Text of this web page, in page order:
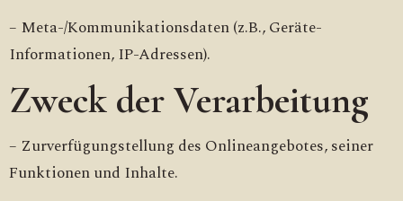
– Meta-/Kommunikationsdaten (z.B., Geräte-
Informationen, IP-Adressen).
Zweck der Verarbeitung
– Zurverfügungstellung des Onlineangebotes, seiner
Funktionen und Inhalte.